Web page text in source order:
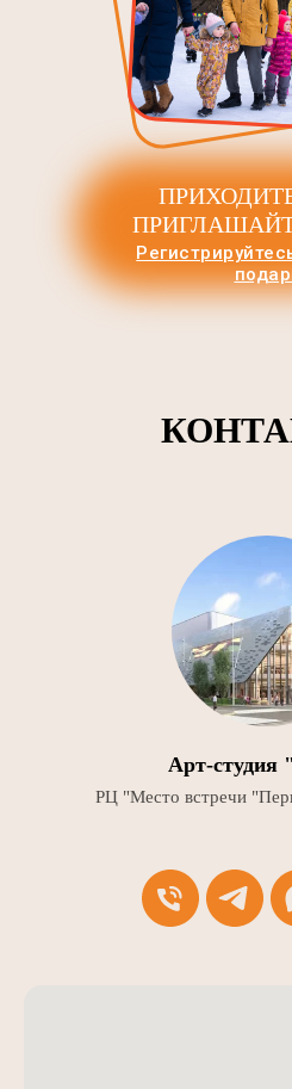
Арт-
РЦ "Место встречи